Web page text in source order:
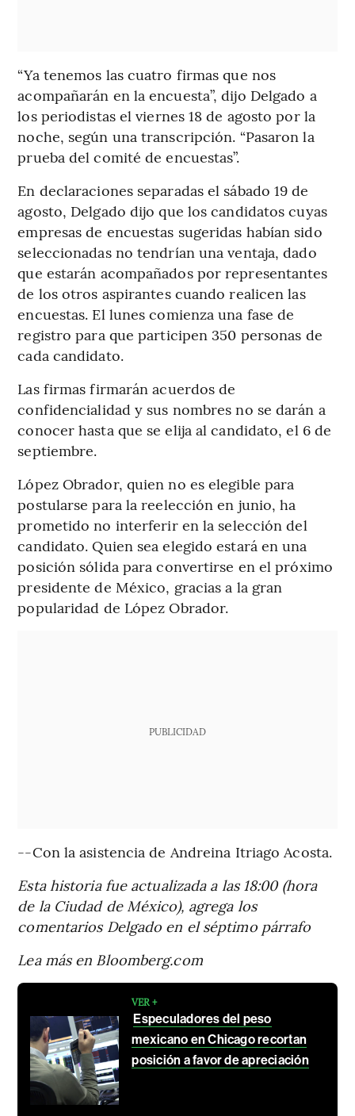
“Ya tenemos las cuatro firmas que nos
acompañarán en la encuesta”, dijo Delgado a
los periodistas el viernes 18 de agosto por la
noche, según una transcripción. “Pasaron la
prueba del comité de encuestas”.
En declaraciones separadas el sábado 19 de
agosto, Delgado dijo que los candidatos cuyas
empresas de encuestas sugeridas habían sido
seleccionadas no tendrían una ventaja, dado
que estarán acompañados por representantes
de los otros aspirantes cuando realicen las
encuestas. El lunes comienza una fase de
registro para que participen 350 personas de
cada candidato.
Las firmas firmarán acuerdos de
confidencialidad y sus nombres no se darán a
conocer hasta que se elija al candidato, el 6 de
septiembre.
López Obrador, quien no es elegible para
postularse para la reelección en junio, ha
prometido no interferir en la selección del
candidato. Quien sea elegido estará en una
posición sólida para convertirse en el próximo
presidente de México, gracias a la gran
popularidad de López Obrador.
PUBLICIDAD
--Con la asistencia de Andreina Itriago Acosta.
Esta historia fue actualizada a las 18:00 (hora
de la Ciudad de México), agrega los
comentarios Delgado en el séptimo párrafo
Lea más en Bloomberg.com
VER +
Especuladores del peso
mexicano en Chicago recortan
posición a favor de apreciación